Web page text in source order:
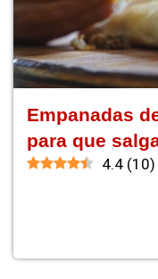
Empanadas
para que
4.4 (10)